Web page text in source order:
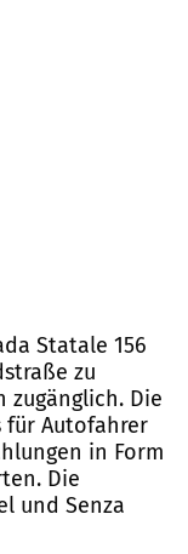
Statale 156
zu
zugänglich. Die
für Autofahrer
in Form
Die
und Senza